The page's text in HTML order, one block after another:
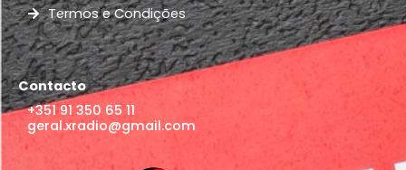
Termos e Condições
Contacto
+351 91 350 65 11
geral.xradio@gmail.com